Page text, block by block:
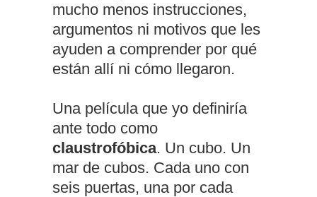
mucho menos instrucciones,
argumentos ni motivos que les
ayuden a comprender por qué
están allí ni cómo llegaron.
Una película que yo definiría
ante todo como
claustrofóbica. Un cubo. Un
mar de cubos. Cada uno con
seis puertas, una por cada